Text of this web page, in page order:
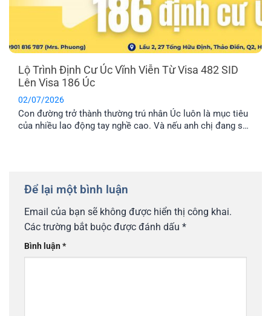
Lộ Trình Định Cư Úc Vĩnh Viễn Từ Visa 482 SID
Lên Visa 186 Úc
02/07/2026
Con đường trở thành thường trú nhân Úc luôn là mục tiêu
của nhiều lao động tay nghề cao. Và nếu anh chị đang sở
Để lại một bình luận
Email của bạn sẽ không được hiển thị công khai.
Các trường bắt buộc được đánh dấu *
Bình luận*